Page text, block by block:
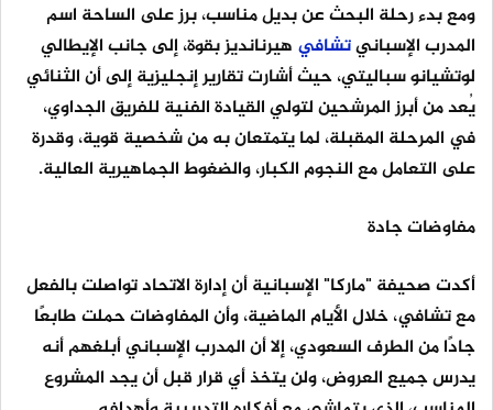
ومع بدء رحلة البحث عن بديل مناسب، برز على الساحة اسم
المدرب الإسبانيتشافي هيرنانديز بقوة، إلى جانب الإيطالي
لوتشيانو سباليتي، حيث أشارت تقارير إنجليزية إلى أن الثنائي
يُعد من أبرز المرشحين لتولي القيادة الفنية للفريق الجداوي،
في المرحلة المقبلة، لما يتمتعان به من شخصية قوية، وقدرة
على التعامل مع النجوم الكبار، والضغوط الجماهيرية العالية.
مفاوضات جادة
أكدت صحيفة "ماركا" الإسبانية أن إدارة الاتحاد تواصلت بالفعل
مع تشافي، خلال الأيام الماضية، وأن المفاوضات حملت طابعًا
جادًا من الطرف السعودي، إلا أن المدرب الإسباني أبلغهم أنه
يدرس جميع العروض، ولن يتخذ أي قرار قبل أن يجد المشروع